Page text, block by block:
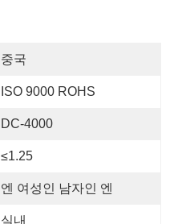
중국
ISO 9000 ROHS
DC-4000
≤1.25
엔 여성인 남자인 엔
실내